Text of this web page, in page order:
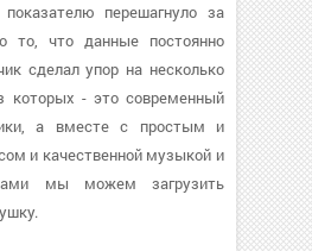
показателю перешагнуло за
то, что данные постоянно
сделал упор на несколько
которых - это современный
а вместе с простым и
и качественной музыкой и
мы можем загрузить